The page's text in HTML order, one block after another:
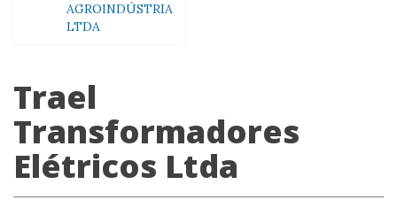
AGROINDÚSTRIA
LTDA
Trael
Transformadores
Elétricos Ltda